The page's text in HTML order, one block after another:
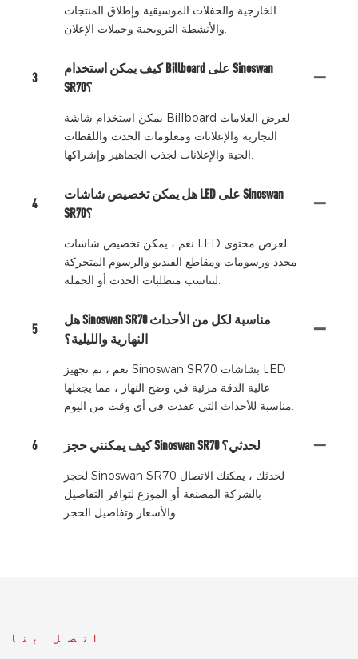
الخارجية والحفلات الموسيقية وإطلاق المنتجات
والأنشطة الترويجية وحملات الإعلان.
3
كيف يمكن استخدام Billboard على Sinoswan
SR70؟
يمكن استخدام شاشة Billboard لعرض العلامات
التجارية والإعلانات ومعلومات الحدث واللقطات
الحية والإعلانات لجذب الجماهير وإشراكها.
4
هل يمكن تخصيص شاشات LED على Sinoswan
SR70؟
نعم ، يمكن تخصيص شاشات LED لعرض محتوى
محدد ورسومات ومقاطع الفيديو والرسوم المتحركة
لتناسب متطلبات الحدث أو الحملة.
5
هل Sinoswan SR70 مناسبة لكل من الأحداث
النهارية والليلية؟
نعم ، تم تجهيز Sinoswan SR70 بشاشات LED
عالية الدقة مرئية في وضح النهار ، مما يجعلها
مناسبة للأحداث التي عقدت في أي وقت من اليوم.
6 كيف يمكنني حجز Sinoswan SR70 لحدثي؟
لحجز Sinoswan SR70 لحدثك ، يمكنك الاتصال
بالشركة المصنعة أو الموزع لتوافر التفاصيل
والأسعار وتفاصيل الحجز.
اتصل بنا